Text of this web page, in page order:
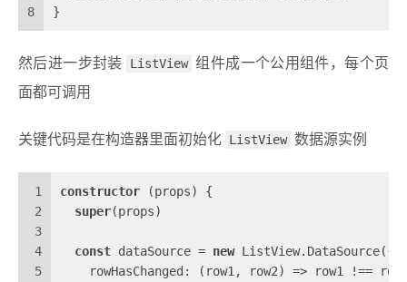
8
}
然后进一步封装 ListView 组件成一个公用组件，每个页
面都可调用
关键代码是在构造器里面初始化 ListView 数据源实例
1
2
3
4
5
constructor (props) {
super(props)
const dataSource = new ListView.DataSource({
    rowHasChanged:
( row1, row2) => row1 !==